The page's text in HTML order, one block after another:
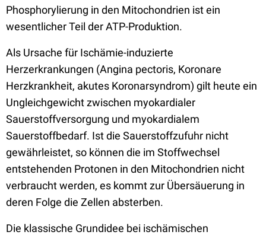
Phosphorylierung in den Mitochondrien ist ein
wesentlicher Teil der ATP-Produktion.
Als Ursache für Ischämie-induzierte
Herzerkrankungen (Angina pectoris, Koronare
Herzkrankheit, akutes Koronarsyndrom) gilt heute ein
Ungleichgewicht zwischen myokardialer
Sauerstoffversorgung und myokardialem
Sauerstoffbedarf. Ist die Sauerstoffzufuhr nicht
gewährleistet, so können die im Stoffwechsel
entstehenden Protonen in den Mitochondrien nicht
verbraucht werden, es kommt zur Übersäuerung in
deren Folge die Zellen absterben.
Die klassische Grundidee bei ischämischen